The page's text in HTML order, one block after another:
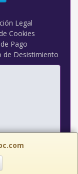
Legal
Cookies
Pago
de Desistimiento